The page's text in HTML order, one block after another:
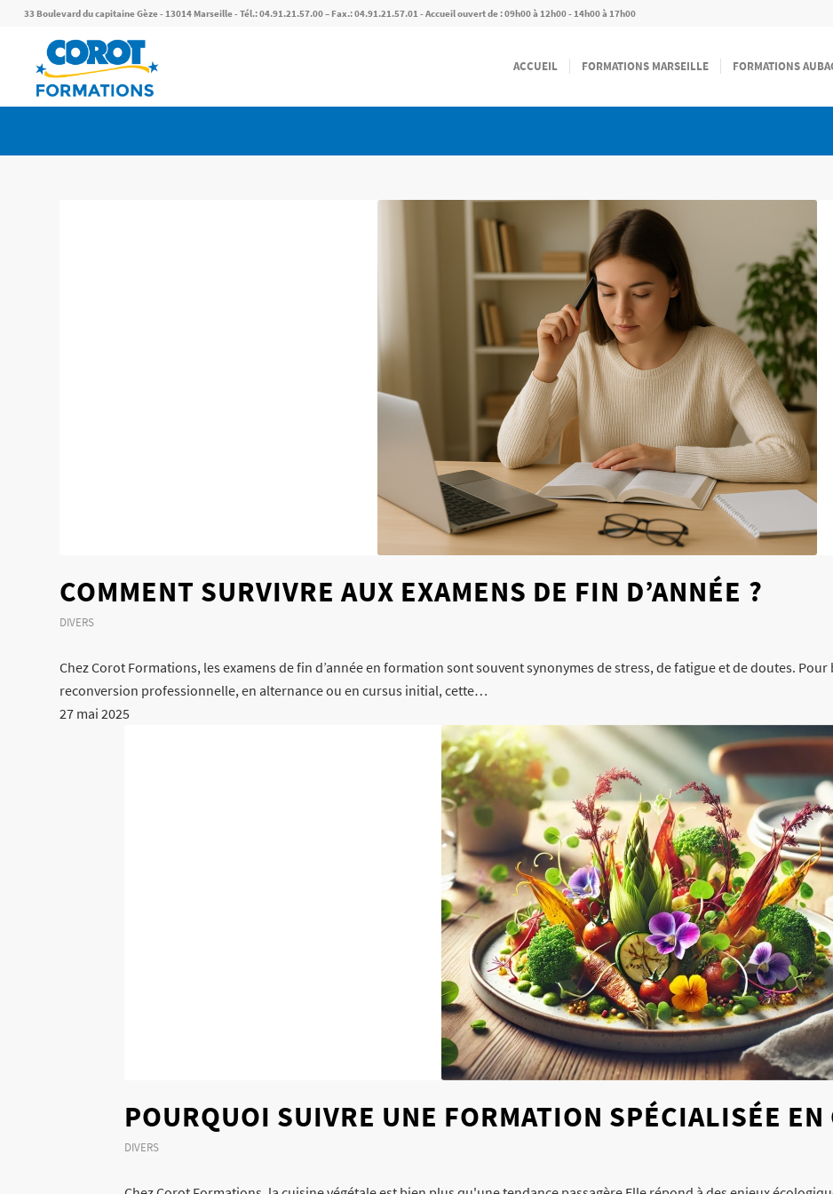
33 Boulevard du capitaine Gèze - 13014 Marseille - Tél.: 04.91.21.57.00 – Fax.: 04.91.21.57.01 - Accueil ouvert de : 09h00 à 12h00 - 14h00 à 17h00
ACCUEIL FORMATIONS MARSEILLE FORMATIONS
COMMENT SURVIVRE AUX EXAMENS DE FIN D’ANNÉE ?
DIVERS
Chez Corot Formations, les examens de fin d’année en formation sont souvent synonymes de stress, de fatigue et de doutes.
reconversion professionnelle, en alternance ou en cursus initial, cette…
27 mai 2025
POURQUOI SUIVRE UNE FORMATION SPÉCIALISÉE
DIVERS